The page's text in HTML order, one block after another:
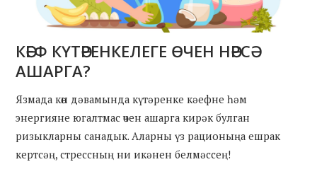
КӘЕФ КҮТӘРЕНКЕЛЕГЕ ӨЧЕН НӘРСӘ
АШАРГА?
Язмада көн дәвамында күтәренке кәефне һәм
энергияне югалтмас өчен ашарга кирәк булган
ризыкларны санадык. Аларны үз рационыңа ешрак
кертсәң, стрессның ни икәнен белмәссең!